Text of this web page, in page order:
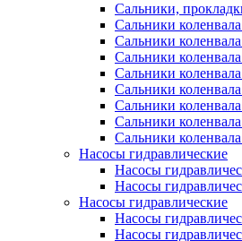
Сальники,
Сальники
Сальники
Сальники
Сальники
Сальники
Сальники
Сальники
Сальники
Насосы гидравлические
Насосы
Насосы
Насосы гидравлические
Насосы
Насосы